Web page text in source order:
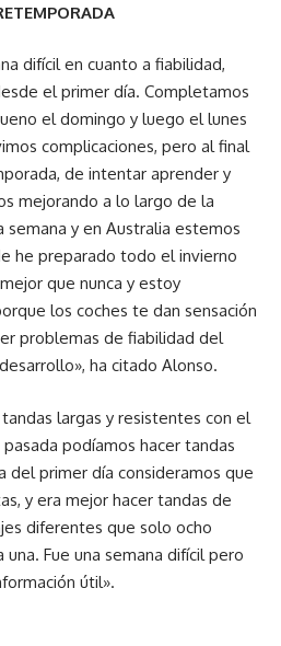
difícil en cuanto a fiabilidad,
el primer día. Completamos
el domingo y luego el lunes
complicaciones, pero al final
de intentar aprender y
mejorando a lo largo de la
semana y en Australia estemos
he preparado todo el invierno
que nunca y estoy
los coches te dan sensación
problemas de fiabilidad del
ha citado Alonso.
largas y resistentes con el
podíamos hacer tandas
del primer día consideramos que
y era mejor hacer tandas de
diferentes que solo ocho
una. Fue una semana difícil pero
útil».